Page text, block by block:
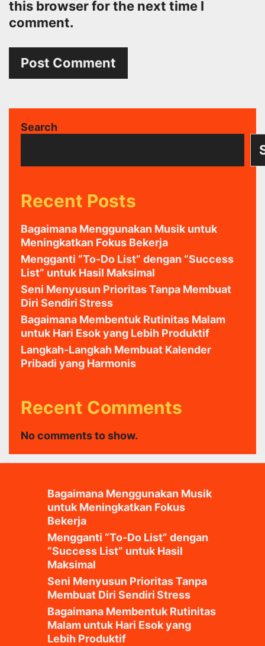
this browser for the next time I
comment.
Search
Recent Posts
Bagaimana Menggunakan Musik untuk
Meningkatkan Fokus Bekerja
Mengganti “To-Do List” dengan “Success
List” untuk Hasil Maksimal
Seni Menyusun Prioritas Tanpa Membuat
Diri Sendiri Stress
Bagaimana Membentuk Rutinitas Malam
untuk Hari Esok yang Lebih Produktif
Langkah-Langkah Membuat Kalender
Pribadi yang Harmonis
Recent Comments
No comments to show.
Bagaimana Menggunakan Musik
untuk Meningkatkan Fokus
Bekerja
Mengganti “To-Do List” dengan
“Success List” untuk Hasil
Maksimal
Seni Menyusun Prioritas Tanpa
Membuat Diri Sendiri Stress
Bagaimana Membentuk Rutinitas
Malam untuk Hari Esok yang
Lebih Produktif